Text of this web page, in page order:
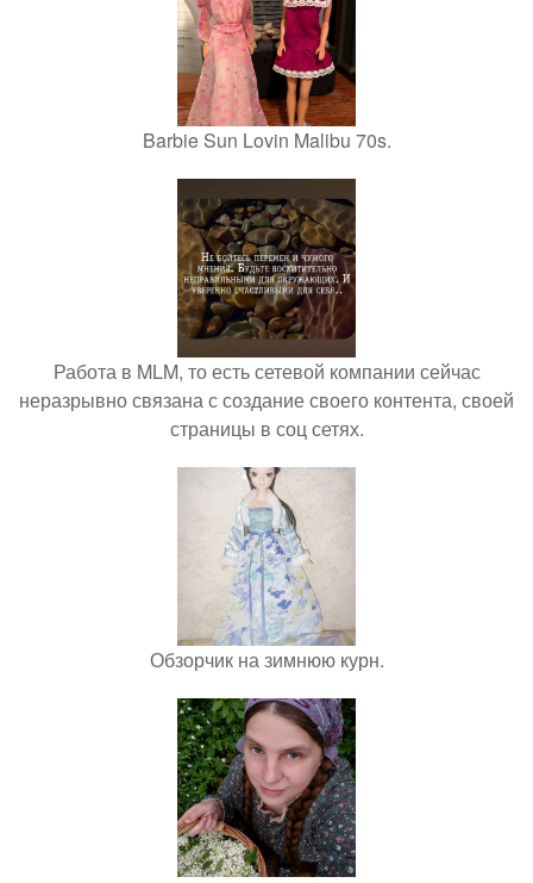
Barbie Sun Lovin Malibu 70s.
Работа в MLM, то есть сетевой компании сейчас
неразрывно связана с создание своего контента, своей
страницы в соц сетях.
Обзорчик на зимнюю курн.